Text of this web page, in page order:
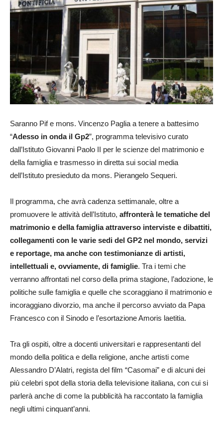
Saranno Pif e mons. Vincenzo Paglia a tenere a battesimo
“Adesso in onda il Gp2”, programma televisivo curato
dall’Istituto Giovanni Paolo II per le scienze del matrimonio e
della famiglia e trasmesso in diretta sui social media
dell’Istituto presieduto da mons. Pierangelo Sequeri.
Il programma, che avrà cadenza settimanale, oltre a
promuovere le attività dell’Istituto, affronterà le tematiche del
matrimonio e della famiglia attraverso interviste e dibattiti,
collegamenti con le varie sedi del GP2 nel mondo, servizi
e reportage, ma anche con testimonianze di artisti,
intellettuali e, ovviamente, di famiglie. Tra i temi che
verranno affrontati nel corso della prima stagione, l’adozione, le
politiche sulle famiglia e quelle che scoraggiano il matrimonio e
incoraggiano divorzio, ma anche il percorso avviato da Papa
Francesco con il Sinodo e l’esortazione Amoris laetitia.
Tra gli ospiti, oltre a docenti universitari e rappresentanti del
mondo della politica e della religione, anche artisti come
Alessandro D’Alatri, regista del film “Casomai” e di alcuni dei
più celebri spot della storia della televisione italiana, con cui si
parlerà anche di come la pubblicità ha raccontato la famiglia
negli ultimi cinquant’anni.